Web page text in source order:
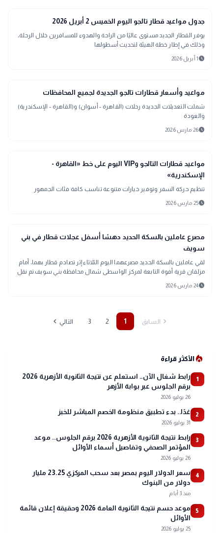
interests
منوعات
جدول مواعيد قطار تالجو اليوم الخميس 2 أبريل 2026
يوفر القطار الجديد مستوى عاليًا من الراحة والهدوء للمسافرين خلال الرحلة،
وذلك في إطار خطة الهيئة لتحديث أسطولها
schedule1 أبريل 2026
interests
منوعات
مواعيد وأسعار قطارات تالجو الجديدة لجميع المحافظات
شملت التعديلات الجديدة رحلات (القاهرة - أسوان) و(القاهرة - الإسكندرية)
والعودة
schedule26 مارس 2026
interests
منوعات
مواعيد قطارات التالجو وVIP اليوم على خط «القاهرة -
الإسكندرية»
تنظيم حركة السفر وتوفير خيارات متنوعة تناسب كافة فئات الجمهور
schedule25 مارس 2026
gavel
حوادث ومحاكم
مصرع عاملين بالسكة الحديد دهسًا أسفل عجلات قطار في بني
سويف
لقي عاملين بالسكة الحديد مصرعهما اليوم الثلاثاء إثر تصادم قطار بهما، أمام
مزلقان قرية أفوة التابعة لمركز الواسطى شمال محافظة بني سويف.تم نقل
الجثتين م
schedule24 مارس 2026
chevron_right السابق 1
2
3 التاليchevron_left
local_fire_departmentالأكثر قراءة
1
رابط شغال الآن.. استعلم عن نتيجة الثانوية الأزهرية 2026
برقم الجلوس عبر بوابة الأزهر
26 يوليو 2026
2 غدًا.. بدء تطبيق منظومة الخصم المباشر للخبز
31 يوليو 2026
3
رابط نتيجة الثانوية الأزهرية 2026 برقم الجلوس.. موعد
المؤتمر الصحفي وتفاصيل أسماء الأوائل
26 يوليو 2026
4
سعر الدولار اليوم بمصر بعد سحب المركزي 23.25 مليار
دولار من البنوك
منذ 3 أيام
5
موعد حسم نتيجة الثانوية العامة 2026 وحقيقة إعلان قائمة
الأوائل
25 يوليو 2026